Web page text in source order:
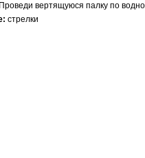
Проведи вертящуюся палку по
стрелки